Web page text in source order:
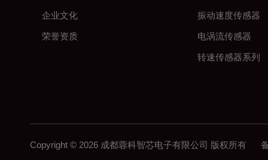
企业文化
荣誉资质
振动速度传感器
电涡流传感器
转速传感器系列
Copyright © 2026 成都蓉科智芯电子有限公司 版权所有